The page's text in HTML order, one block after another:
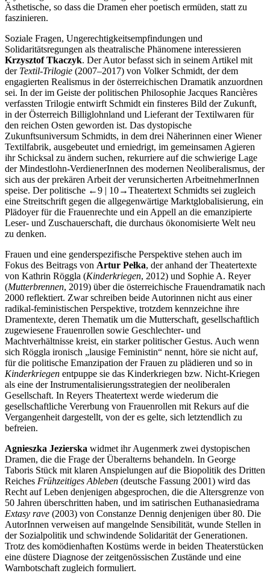
Ästhetische, so dass die Dramen eher poetisch ermüden, statt zu
faszinieren.
Soziale Fragen, Ungerechtigkeitsempfindungen und
Solidaritätsregungen als theatralische Phänomene interessieren
Krzysztof Tkaczyk. Der Autor befasst sich in seinem Artikel mit
der Textil-Trilogie (2007–2017) von Volker Schmidt, der dem
engagierten Realismus in der österreichischen Dramatik anzuordnen
sei. In der im Geiste der politischen Philosophie Jacques Rancières
verfassten Trilogie entwirft Schmidt ein finsteres Bild der Zukunft,
in der Österreich Billiglohnland und Lieferant der Textilwaren für
den reichen Osten geworden ist. Das dystopische
Zukunftsuniversum Schmidts, in dem drei Näherinnen einer Wiener
Textilfabrik, ausgebeutet und erniedrigt, im gemeinsamen Agieren
ihr Schicksal zu ändern suchen, rekurriere auf die schwierige Lage
der Mindestlohn-VerdienerInnen des modernen Neoliberalismus, der
sich aus der prekären Arbeit der verunsicherten ArbeitnehmerInnen
speise. Der politische ←9 | 10→Theatertext Schmidts sei zugleich
eine Streitschrift gegen die allgegenwärtige Marktglobalisierung, ein
Plädoyer für die Frauenrechte und ein Appell an die emanzipierte
Leser- und Zuschauerschaft, die durchaus ökonomisierte Welt neu
zu denken.
Frauen und eine genderspezifische Perspektive stehen auch im
Fokus des Beitrags von Artur Pełka, der anhand der Theatertexte
von Kathrin Röggla (Kinderkriegen, 2012) und Sophie A. Reyer
(Mutterbrennen, 2019) über die österreichische Frauendramatik nach
2000 reflektiert. Zwar schreiben beide Autorinnen nicht aus einer
radikal-feministischen Perspektive, trotzdem kennzeichne ihre
Dramentexte, deren Thematik um die Mutterschaft, gesellschaftlich
zugewiesene Frauenrollen sowie Geschlechter- und
Machtverhältnisse kreist, ein starker politischer Gestus. Auch wenn
sich Röggla ironisch „lausige Feministin“ nennt, höre sie nicht auf,
für die politische Emanzipation der Frauen zu plädieren und so in
Kinderkriegen entpuppe sie das Kinderkriegen bzw. Nicht-Kriegen
als eine der Instrumentalisierungsstrategien der neoliberalen
Gesellschaft. In Reyers Theatertext werde wiederum die
gesellschaftliche Vererbung von Frauenrollen mit Rekurs auf die
Vergangenheit dargestellt, von der es gelte, sich letztendlich zu
befreien.
Agnieszka Jezierska widmet ihr Augenmerk zwei dystopischen
Dramen, die die Frage der Überalterns behandeln. In George
Taboris Stück mit klaren Anspielungen auf die Biopolitik des Dritten
Reiches Frühzeitiges Ableben (deutsche Fassung 2001) wird das
Recht auf Leben denjenigen abgesprochen, die die Altersgrenze von
50 Jahren überschritten haben, und im satirischen Euthanasiedrama
Extasy rave (2003) von Constanze Dennig denjenigen über 80. Die
AutorInnen verweisen auf mangelnde Sensibilität, wunde Stellen in
der Sozialpolitik und schwindende Solidarität der Generationen.
Trotz des komödienhaften Kostüms werde in beiden Theaterstücken
eine düstere Diagnose der zeitgenössischen Zustände und eine
Warnbotschaft zugleich formuliert.